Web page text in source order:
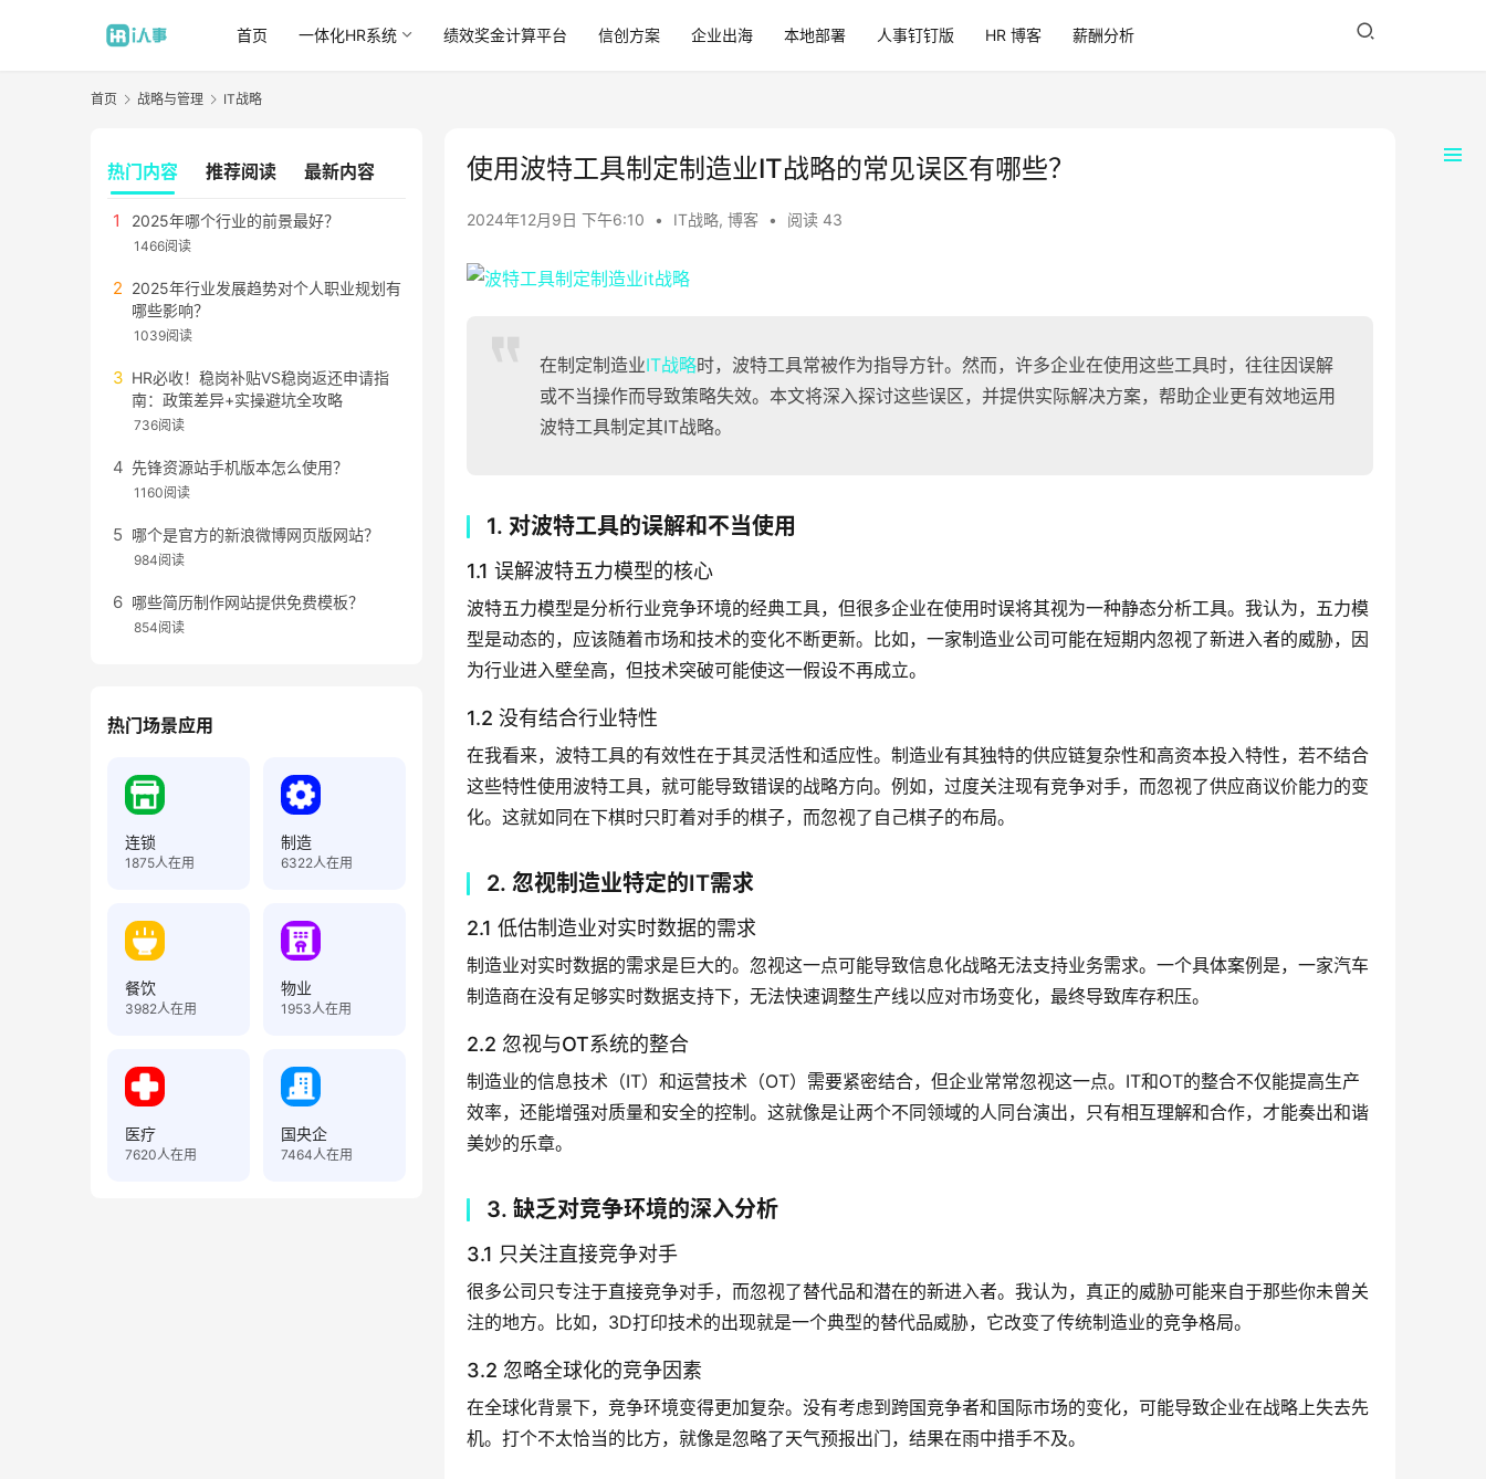
首页 一体化HR系统 绩效奖金计算平台 信创方案 企业出海 本地部署 人事钉钉版 HR 博客 薪酬分析
首页 战略与管理 IT战略
使用波特工具制定制造业IT战略的常见误区有哪些？
2024年12月9日 下午6:10 • IT战略, 博客 • 阅读 43
在制定制造业IT战略时，波特工具常被作为指导方针。然而，许多企业在使用这些工具时，往往因误解
或不当操作而导致策略失效。本文将深入探讨这些误区，并提供实际解决方案，帮助企业更有效地运用
波特工具制定其IT战略。
1. 对波特工具的误解和不当使用
1.1 误解波特五力模型的核心
波特五力模型是分析行业竞争环境的经典工具，但很多企业在使用时误将其视为一种静态分析工具。我认为，五力模
型是动态的，应该随着市场和技术的变化不断更新。比如，一家制造业公司可能在短期内忽视了新进入者的威胁，因
为行业进入壁垒高，但技术突破可能使这一假设不再成立。
1.2 没有结合行业特性
在我看来，波特工具的有效性在于其灵活性和适应性。制造业有其独特的供应链复杂性和高资本投入特性，若不结合
这些特性使用波特工具，就可能导致错误的战略方向。例如，过度关注现有竞争对手，而忽视了供应商议价能力的变
化。这就如同在下棋时只盯着对手的棋子，而忽视了自己棋子的布局。
2. 忽视制造业特定的IT需求
2.1 低估制造业对实时数据的需求
制造业对实时数据的需求是巨大的。忽视这一点可能导致信息化战略无法支持业务需求。一个具体案例是，一家汽车
制造商在没有足够实时数据支持下，无法快速调整生产线以应对市场变化，最终导致库存积压。
2.2 忽视与OT系统的整合
制造业的信息技术（IT）和运营技术（OT）需要紧密结合，但企业常常忽视这一点。IT和OT的整合不仅能提高生产
效率，还能增强对质量和安全的控制。这就像是让两个不同领域的人同台演出，只有相互理解和合作，才能奏出和谐
美妙的乐章。
3. 缺乏对竞争环境的深入分析
3.1 只关注直接竞争对手
很多公司只专注于直接竞争对手，而忽视了替代品和潜在的新进入者。我认为，真正的威胁可能来自于那些你未曾关
注的地方。比如，3D打印技术的出现就是一个典型的替代品威胁，它改变了传统制造业的竞争格局。
3.2 忽略全球化的竞争因素
在全球化背景下，竞争环境变得更加复杂。没有考虑到跨国竞争者和国际市场的变化，可能导致企业在战略上失去先
机。打个不太恰当的比方，就像是忽略了天气预报出门，结果在雨中措手不及。
热门内容 推荐阅读 最新内容
2025年哪个行业的前景最好？
1466阅读
2025年行业发展趋势对个人职业规划有
哪些影响？
1039阅读
HR必收！稳岗补贴VS稳岗返还申请指
南：政策差异+实操避坑全攻略
736阅读
先锋资源站手机版本怎么使用？
1160阅读
哪个是官方的新浪微博网页版网站？
984阅读
哪些简历制作网站提供免费模板？
854阅读
热门场景应用
连锁
1875人在用
制造
6322人在用
餐饮
3982人在用
物业
1953人在用
医疗
7620人在用
国央企
7464人在用